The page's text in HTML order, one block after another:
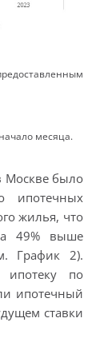
месяца.
Москве было
ипотечных
жилья, что
49% выше
График 2).
ипотеку по
ипотечный
ставки